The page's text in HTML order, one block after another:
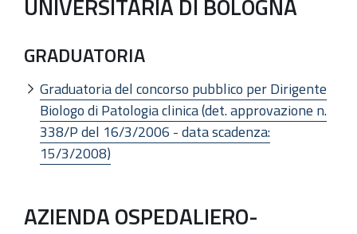
GRADUATORIA
Graduatoria del concorso pubblico per Dirigente
Biologo di Patologia clinica (det. approvazione n.
338/P del 16/3/2006 - data scadenza:
15/3/2008)
AZIENDA OSPEDALIERO-